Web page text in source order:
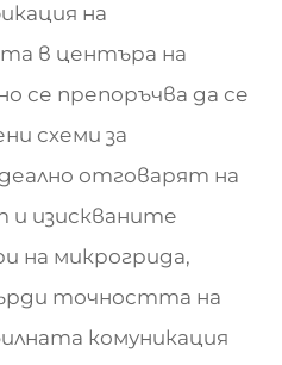
на
в центъра на
се препоръчва да се
схеми за
отговарят на
изискваните
на микрогрида,
точността на
комуникация